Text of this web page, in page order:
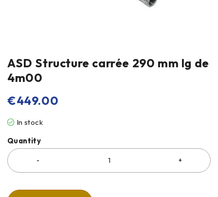
ASD Structure carrée 290 mm lg de
4m00
€449.00
In stock
Quantity